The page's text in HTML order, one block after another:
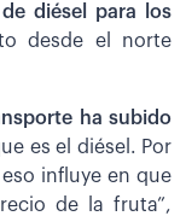
diésel para los
desde el norte
ha subido
es el diésel. Por
influye en que
de la fruta”,